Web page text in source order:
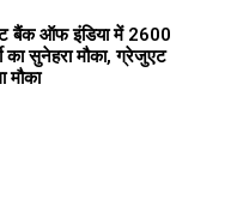
बैंक ऑफ इंडिया में 2600
का सुनेहरा मौका, ग्रेजुएट
मौका